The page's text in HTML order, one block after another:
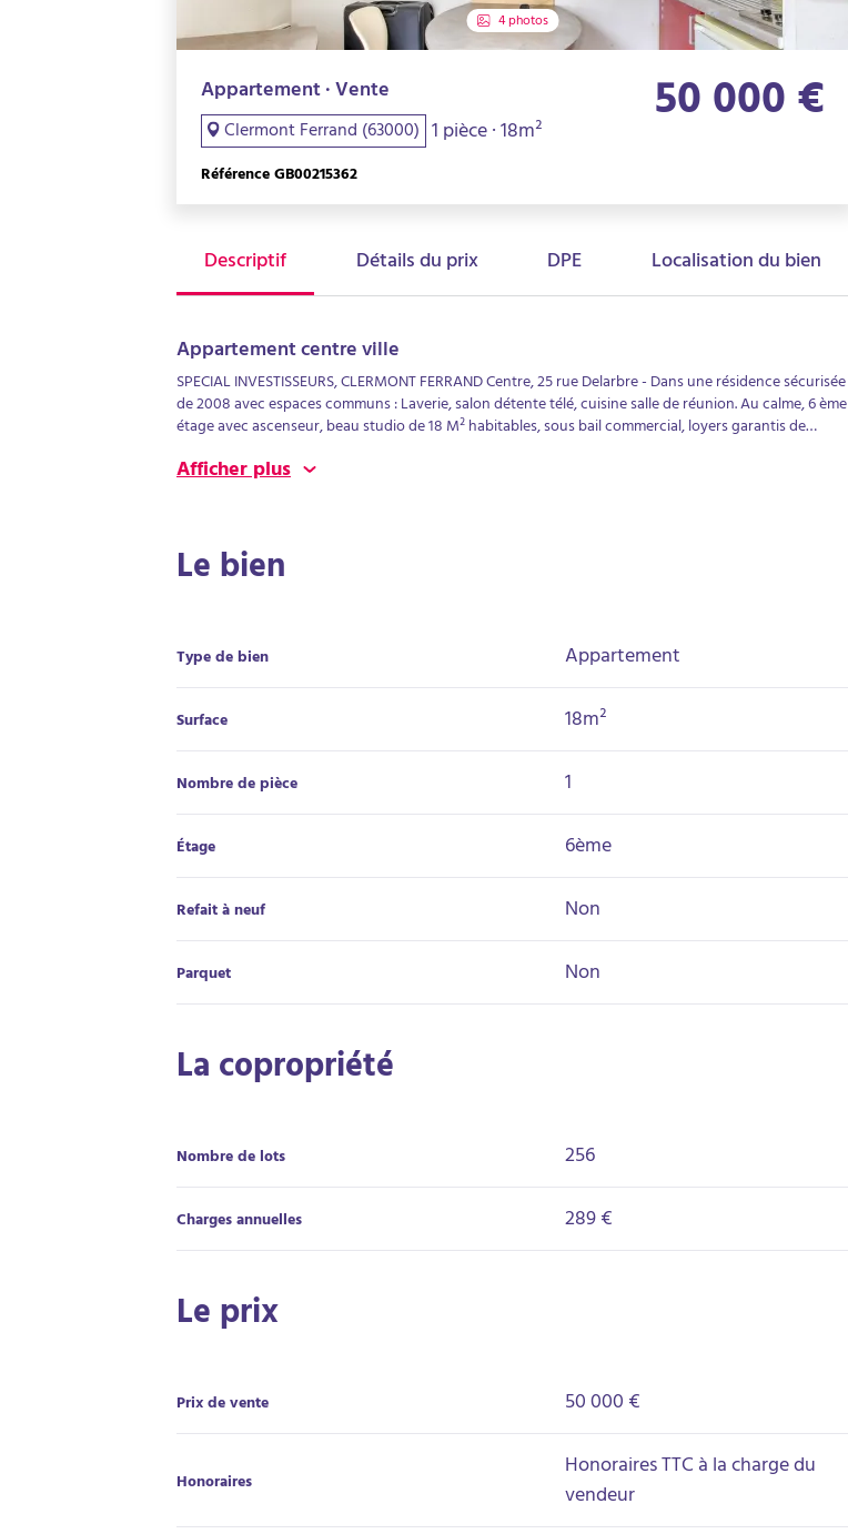
4 photos
Appartement · Vente
Clermont Ferrand (63000) 1 pièce · 18m² 50 000 €
Référence GB00215362
Descriptif Détails du prix DPE Localisation du bien
Appartement centre ville
SPECIAL INVESTISSEURS, CLERMONT FERRAND Centre, 25 rue Delarbre - Dans une résidence sécurisée
de 2008 avec espaces communs : Laverie, salon détente télé, cuisine salle de réunion. Au calme, 6 ème
étage avec ascenseur, beau studio de 18 M² habitables, sous bail commercial, loyers garantis de
Afficher plus
Le bien
Type de bien Appartement
Surface 18m²
Nombre de pièce 1
Étage 6ème
Refait à neuf Non
Parquet Non
La copropriété
Nombre de lots 256
Charges annuelles 289 €
Le prix
Prix de vente 50 000 €
Honoraires Honoraires TTC à la charge du
vendeur